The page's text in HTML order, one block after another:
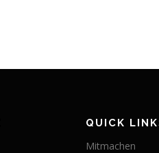
QUICK
Mitmachen